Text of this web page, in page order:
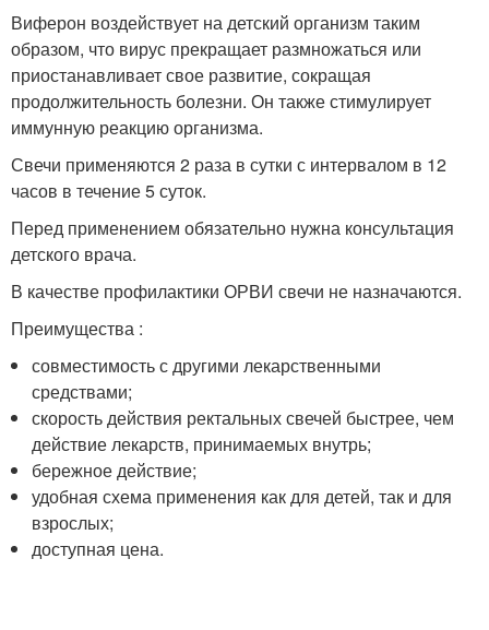
Виферон воздействует на детский организм таким
образом, что вирус прекращает размножаться или
приостанавливает свое развитие, сокращая
продолжительность болезни. Он также стимулирует
иммунную реакцию организма.
Свечи применяются 2 раза в сутки с интервалом в 12
часов в течение 5 суток.
Перед применением обязательно нужна консультация
детского врача.
В качестве профилактики ОРВИ свечи не назначаются.
Преимущества :
совместимость с другими лекарственными
средствами;
скорость действия ректальных свечей быстрее, чем
действие лекарств, принимаемых внутрь;
бережное действие;
удобная схема применения как для детей, так и для
взрослых;
доступная цена.